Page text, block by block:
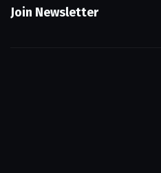
Join Newsletter